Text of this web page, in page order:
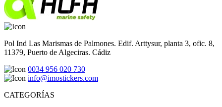
Pol Ind Las Marismas de Palmones. Edif. Arttysur, planta 3, ofic. 8,
11379, Puerto de Algeciras. Cádiz
0034 956 020 730
info@imostickers.com
CATEGORÍAS